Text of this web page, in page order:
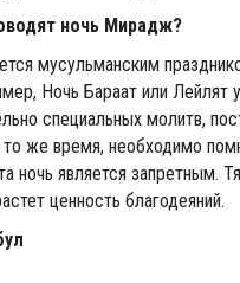
ночь Мирадж?
мусульманским
Ночь Бараат или
специальных молитв,
же время, необходимо
ночь является запретным.
ценность благодеяний.